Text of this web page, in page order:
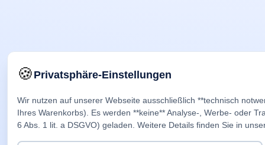
🍪Privatsphäre-Einstellungen
Wir nutzen auf unserer Webseite ausschließlich **technisch
Ihres Warenkorbs). Es werden **keine** Analyse-, Werbe- oder
6 Abs. 1 lit. a DSGVO) geladen. Weitere Details finden Sie in